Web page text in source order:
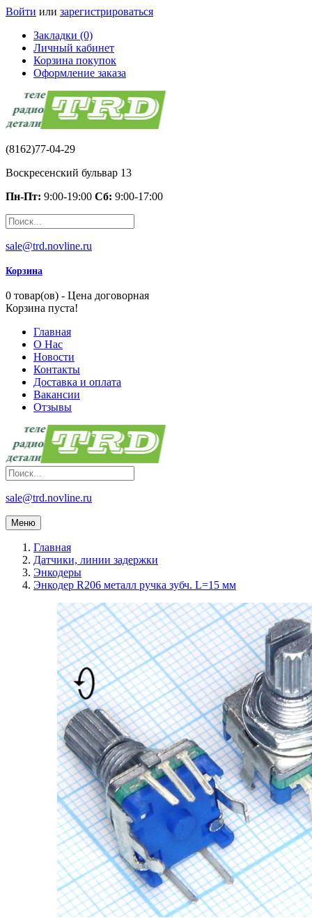
Войти или зарегистрироваться
Закладки (0)
Личный кабинет
Корзина покупок
Оформление заказа
(8162)77-04-29
Воскресенский бульвар 13
Пн-Пт: 9:00-19:00 Сб: 9:00-17:00
sale@trd.novline.ru
Корзина
0 товар(ов) - Цена договорная
Корзина пуста!
Главная
О Нас
Новости
Контакты
Доставка и оплата
Вакансии
Отзывы
sale@trd.novline.ru
Меню
Главная
Датчики, линии задержки
Энкодеры
Энкодер R206 металл ручка зубч. L=15 мм